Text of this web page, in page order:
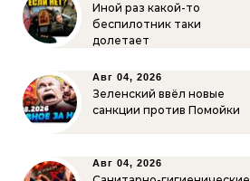
Иной раз какой-то
беспилотник таки
долетает
Авг 04, 2026
Зеленский ввёл новые
санкции против Помойки
Авг 04, 2026